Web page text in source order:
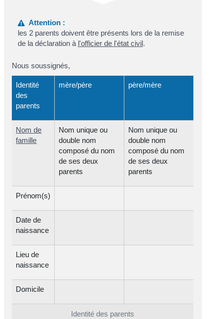
Attention :
les 2 parents doivent être présents lors de la remise
de la déclaration à l'officier de l'état civil.
Nous soussignés,
Identité des parents
Identité
des
parents
mère/père père/mère
Nom de
famille
Nom unique ou
double nom
composé du nom
de ses deux
parents
Nom unique ou
double nom
composé du nom
de ses deux
parents
Prénom(s)
Date de
naissance
Lieu de
naissance
Domicile